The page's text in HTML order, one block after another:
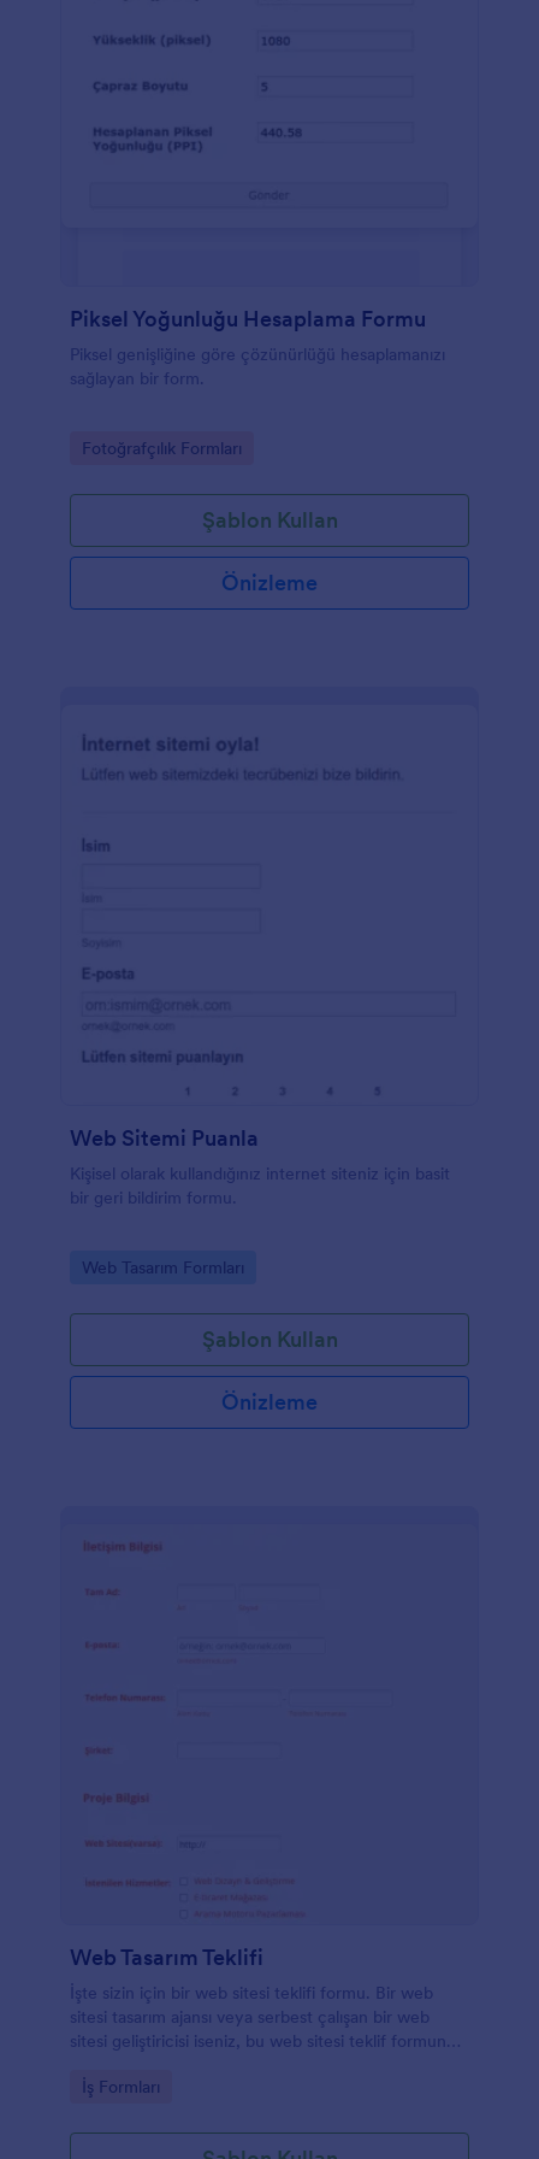
Piksel Yoğunluğu Hesaplama Formu
Piksel genişliğine göre çözünürlüğü hesaplamanızı
sağlayan bir form.
Go to Category:
Fotoğrafçılık Formları
Şablon Kullan
Önizleme
Web Sitemi Puanla
Kişisel olarak kullandığınız internet siteniz için basit
bir geri bildirim formu.
Go to Category:
Web Tasarım Formları
Şablon Kullan
Önizleme
Web Tasarım Teklifi
İşte sizin için bir web sitesi teklifi formu. Bir web
sitesi tasarım ajansı veya serbest çalışan bir web
sitesi geliştiricisi iseniz, bu web sitesi teklif formunu
formu kullanın ve müşterilerinizin bugün sizden bir
Go to Category:
İş Formları